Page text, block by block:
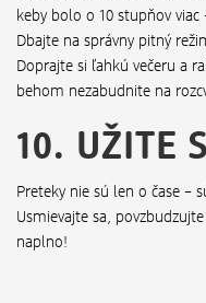
keby bolo o 10 stupňov
Dbajte na správny pitný
Doprajte si ľahkú večeru a
behom nezabudnite na
10. UŽITE
Preteky nie sú len o čase –
Usmievajte sa,
naplno!